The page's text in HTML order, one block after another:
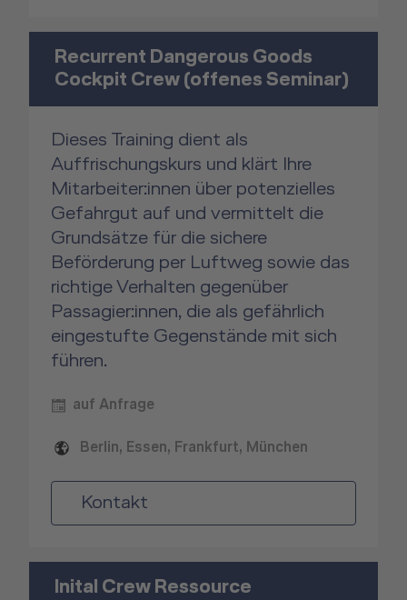
Recurrent Dangerous Goods
Cockpit Crew (offenes Seminar)
Dieses Training dient als
Auffrischungskurs und klärt Ihre
Mitarbeiter:innen über potenzielles
Gefahrgut auf und vermittelt die
Grundsätze für die sichere
Beförderung per Luftweg sowie das
richtige Verhalten gegenüber
Passagier:innen, die als gefährlich
eingestufte Gegenstände mit sich
führen.
auf Anfrage
Berlin, Essen, Frankfurt, München
Kontakt
Inital Crew Ressource